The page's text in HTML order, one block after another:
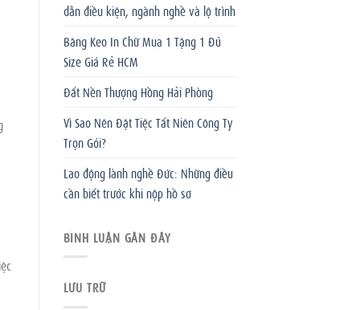
dẫn điều kiện, ngành nghề và lộ trình
Băng Keo In Chữ Mua 1 Tặng 1 Đủ
Size Giá Rẻ HCM
Đất Nền Thượng Hồng Hải Phòng
Vì Sao Nên Đặt Tiệc Tất Niên Công Ty
Trọn Gói?
Lao động lành nghề Đức: Những điều
cần biết trước khi nộp hồ sơ
BÌNH LUẬN GẦN ĐÂY
LƯU TRỮ